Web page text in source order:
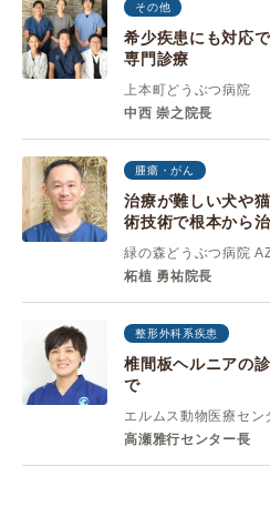
その他
希少疾患にも対応
専門診療
上本町どうぶつ病院
中西 崇之院長
腫瘍・がん
治療が難しい犬や
術技術で根本から
緑の森どうぶつ病院
柘植 勇祐院長
整形外科系疾患
椎間板ヘルニアの
で
エルムス動物医療セン
高瀬雅行センター長